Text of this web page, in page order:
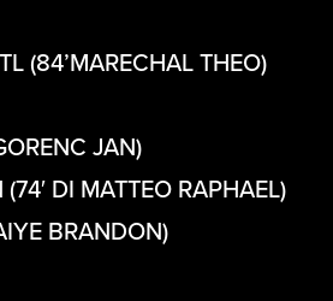
(84’MARECHAL THEO)
JAN)
DI MATTEO RAPHAEL)
BRANDON)